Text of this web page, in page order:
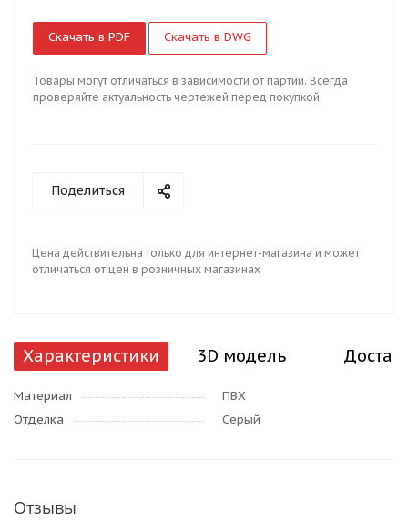
Скачать в PDF Скачать в DWG
Товары могут отличаться в зависимости от партии. Всегда
проверяйте актуальность чертежей перед покупкой.
Поделиться
Цена действительна только для интернет-магазина и может
отличаться от цен в розничных магазинах
Характеристики 3D модель
Материал
ПВХ
Отделка
Серый
Отзывы